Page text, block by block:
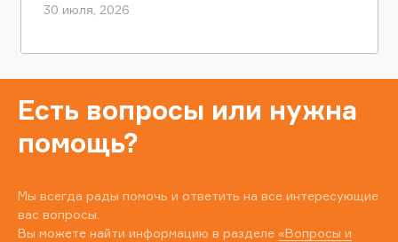
30 июля, 2026
Есть вопросы или нужна
помощь?
Мы всегда рады помочь и ответить на все интересующие
вас вопросы.
Вы можете найти информацию в разделе «Вопросы и